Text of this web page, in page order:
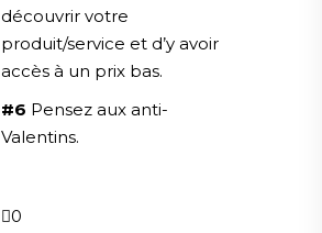
découvrir votre
produit/service et d’y avoir
accès à un prix bas.
#6 Pensez aux anti-
Valentins.
0